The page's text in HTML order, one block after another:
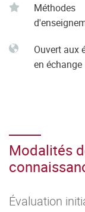
Méthodes
Ouvert aux
en échange
Modalités
Évaluation